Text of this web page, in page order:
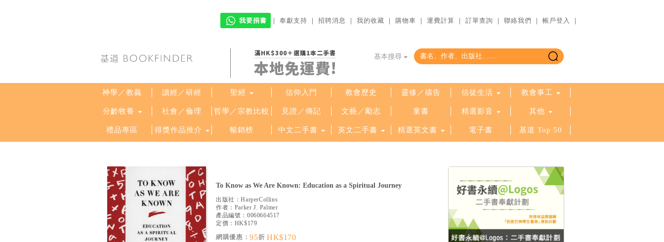
我要捐書 ｜ 奉獻支持 ｜ 招聘消息 ｜ 我的收藏 ｜ 購物車 ｜ 運費計算 ｜ 訂單查詢 ｜ 聯絡我們 ｜ 帳戶登入 ｜
滿HK$300＋選購1本二手書
本地免運費!
基本搜尋
神學／教義 讀經／研經 聖經 信仰入門 教會歷史 靈修／禱告 信徒生活 教會事工
分齡牧養 社會／倫理 哲學／宗教比較 見證／傳記 文藝／勵志 童書 精選影音 其他
禮品專區 得獎作品推介 暢銷榜 中文二手書 英文二手書 精選英文書 電子書 基道 Top 50
To Know as We Are Known: Education as a Spiritual Journey
出版社：HarperCollins
作者： Parker J. Palmer
產品編號： 0060664517
定價：HK$179
網購優惠：95折 HK$170